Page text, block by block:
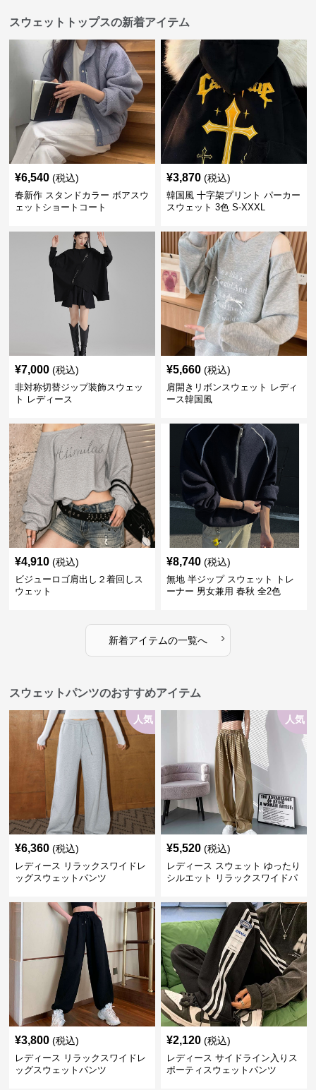
スウェットトップスの新着アイテム
¥6,540 (税込)
春新作 スタンドカラー ボアスウ
ェットショートコート
¥3,870 (税込)
韓国風 十字架プリント パーカー
スウェット 3色 S-XXXL
¥7,000 (税込)
非対称切替ジップ装飾スウェッ
ト レディース
¥5,660 (税込)
肩開きリボンスウェット レディ
ース韓国風
¥4,910 (税込)
ビジューロゴ肩出し２着回しス
ウェット
¥8,740 (税込)
無地 半ジップ スウェット トレ
ーナー 男女兼用 春秋 全2色
新着アイテムの一覧へ ›
スウェットパンツのおすすめアイテム
人気
¥6,360 (税込)
レディース リラックスワイドレ
ッグスウェットパンツ
人気
¥5,520 (税込)
レディース スウェット ゆったり
シルエット リラックスワイドパ
¥3,800 (税込)
レディース リラックスワイドレ
ッグスウェットパンツ
¥2,120 (税込)
レディース サイドライン入りス
ポーティスウェットパンツ